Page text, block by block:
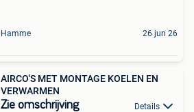
Hamme 26 jun 26
AIRCO'S MET MONTAGE KOELEN EN
VERWARMEN
Zie omschrijving Details